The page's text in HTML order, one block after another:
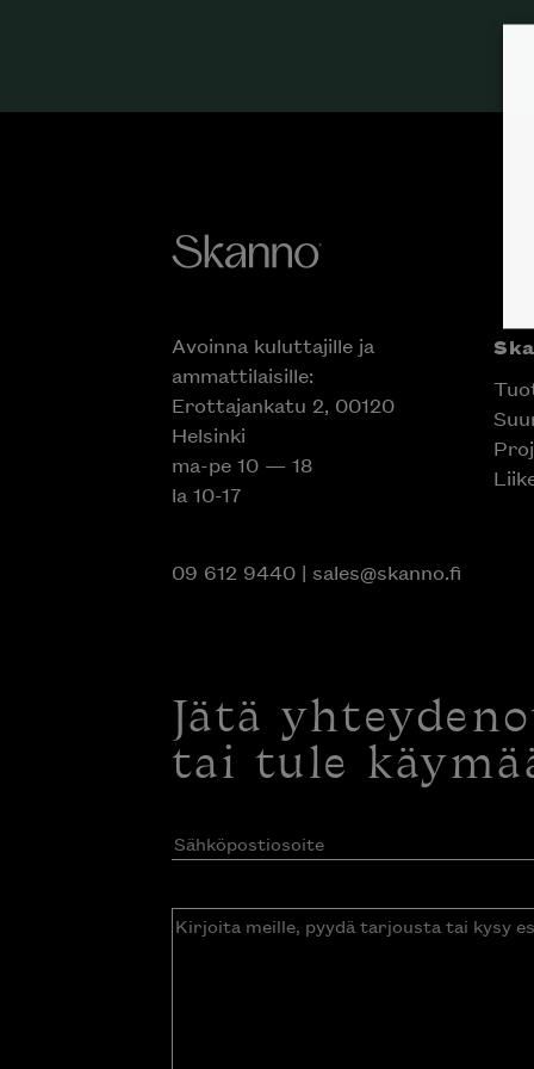
Avoinna kuluttajille ja
ammattilaisille:
Erottajankatu 2, 00120
Helsinki
ma-pe 10 — 18
la 10-17
09 612 9440| sales@skanno.fi
Jätä
tai tule
Sähköpostiosoite(Pakollinen)
Kirjoita